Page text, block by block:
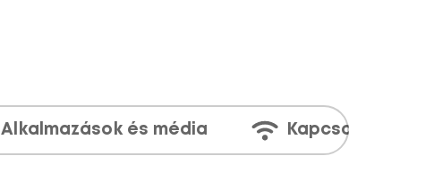
Alkalmazások és média Kapcsolatok